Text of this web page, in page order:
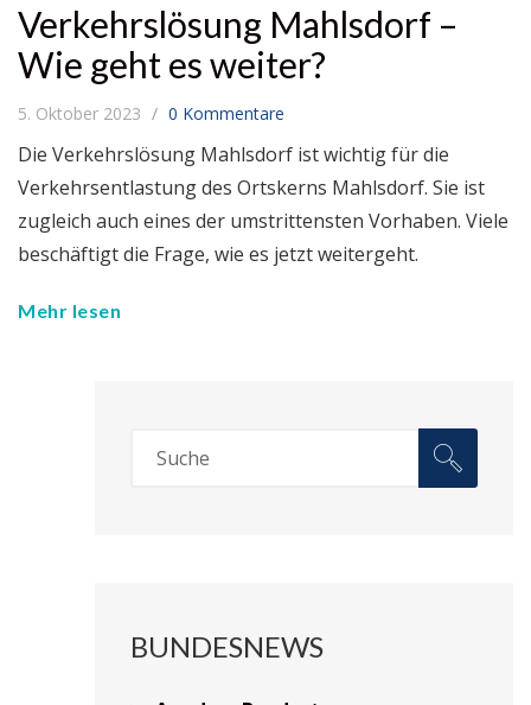
Verkehrslösung Mahlsdorf –
Wie geht es weiter?
5. Oktober 2023 0 Kommentare
Die Verkehrslösung Mahlsdorf ist wichtig für die
Verkehrsentlastung des Ortskerns Mahlsdorf. Sie ist
zugleich auch eines der umstrittensten Vorhaben. Viele
beschäftigt die Frage, wie es jetzt weitergeht.
Mehr lesen
BUNDESNEWS